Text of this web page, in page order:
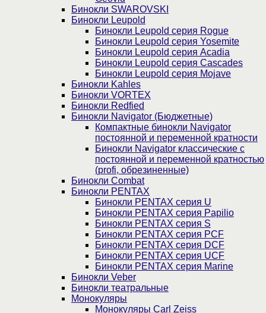
Бинокли SWAROVSKI
Бинокли Leupold
Бинокли Leupold серия Rogue
Бинокли Leupold серия Yosemite
Бинокли Leupold серия Acadia
Бинокли Leupold серия Cascades
Бинокли Leupold серия Mojave
Бинокли Kahles
Бинокли VORTEX
Бинокли Redfied
Бинокли Navigator (Бюджетные)
Компактные бинокли Navigator
постоянной и переменной кратности
Бинокли Navigator классические с
постоянной и переменной кратностью
(profi, обрезиненные)
Бинокли Combat
Бинокли PENTAX
Бинокли PENTAX серия U
Бинокли PENTAX серия Papilio
Бинокли PENTAX серия S
Бинокли PENTAX серия PCF
Бинокли PENTAX серия DCF
Бинокли PENTAX серия UCF
Бинокли PENTAX серия Marine
Бинокли Veber
Бинокли театральные
Монокуляры
Монокуляры Carl Zeiss